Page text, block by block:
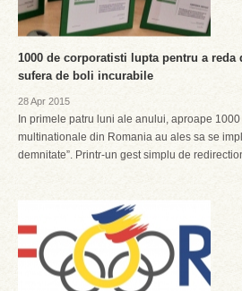
1000 de corporatisti lupta pentru a reda
sufera de boli incurabile
28 Apr 2015
In primele patru luni ale anului, aproape
multinationale din Romania au ales sa se
demnitate”. Printr-un gest simplu de